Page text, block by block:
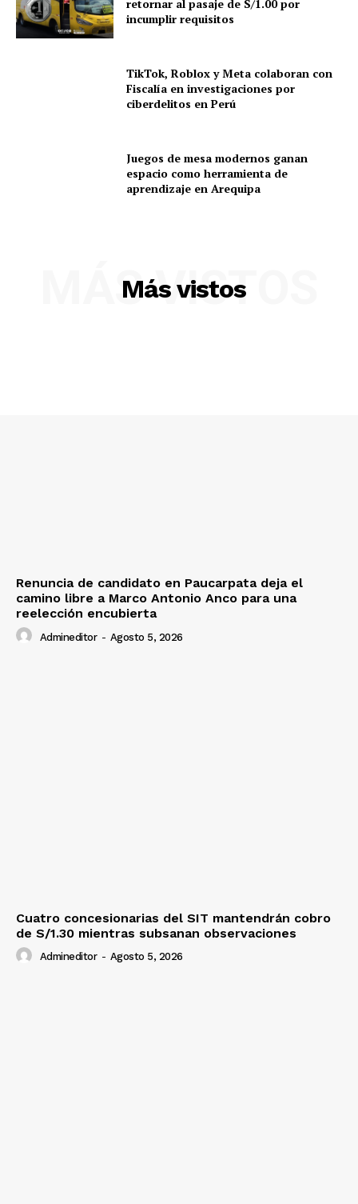
retornar al pasaje de S/1.00 por
incumplir requisitos
TikTok, Roblox y Meta colaboran con
Fiscalía en investigaciones por
ciberdelitos en Perú
Juegos de mesa modernos ganan
espacio como herramienta de
aprendizaje en Arequipa
Más vistos
MÁS VISTOS
Renuncia de candidato en Paucarpata deja el
camino libre a Marco Antonio Anco para una
reelección encubierta
Admineditor - Agosto 5, 2026
Cuatro concesionarias del SIT mantendrán cobro
de S/1.30 mientras subsanan observaciones
Admineditor - Agosto 5, 2026